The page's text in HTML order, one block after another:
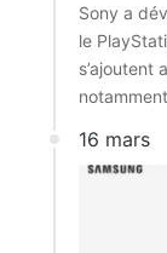
Sony a
le
s’ajoutent
16 mars